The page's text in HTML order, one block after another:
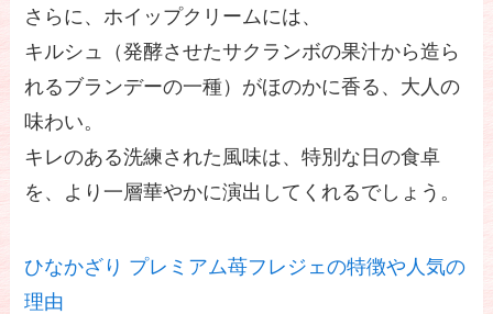
さらに、ホイップクリームには、
キルシュ（発酵させたサクランボの果汁から造ら
れるブランデーの一種）がほのかに香る、大人の
味わい。
キレのある洗練された風味は、特別な日の食卓
を、より一層華やかに演出してくれるでしょう。
ひなかざり プレミアム苺フレジェの特徴や人気の
理由